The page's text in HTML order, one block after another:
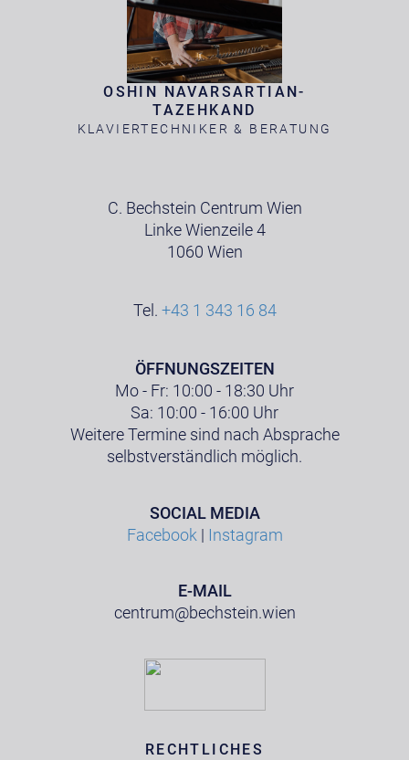
OSHIN NAVARSARTIAN-
TAZEHKAND
KLAVIERTECHNIKER & BERATUNG
C. Bechstein Centrum Wien
Linke Wienzeile 4
1060 Wien
Tel. +43 1 343 16 84
ÖFFNUNGSZEITEN
Mo - Fr: 10:00 - 18:30 Uhr
Sa: 10:00 - 16:00 Uhr
Weitere Termine sind nach Absprache
selbstverständlich möglich.
SOCIAL MEDIA
Facebook | Instagram
E-MAIL
centrum@bechstein.wien
RECHTLICHES